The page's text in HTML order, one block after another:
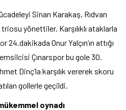
Sinan Karakaş, Rıdvan
triosu yönettiler. Karşılıklı ataklarla
Onur Yalçın’ın attığı
Çınarspor bu gole 30.
Dinç’la karşılık vererek skoru
gollerle geçildi.
oynadı